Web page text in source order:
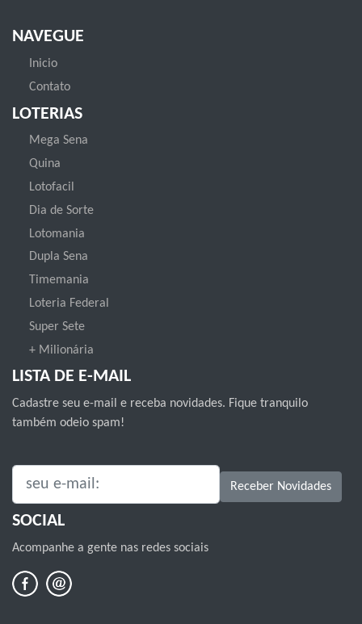
NAVEGUE
Inicio
Contato
LOTERIAS
Mega Sena
Quina
Lotofacil
Dia de Sorte
Lotomania
Dupla Sena
Timemania
Loteria Federal
Super Sete
+ Milionária
LISTA DE E-MAIL
Cadastre seu e-mail e receba novidades. Fique tranquilo
também odeio spam!
SEU E-MAIL: Receber Novidades
SOCIAL
Acompanhe a gente nas redes sociais